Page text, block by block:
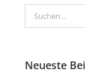
Suche
nach:
Neueste